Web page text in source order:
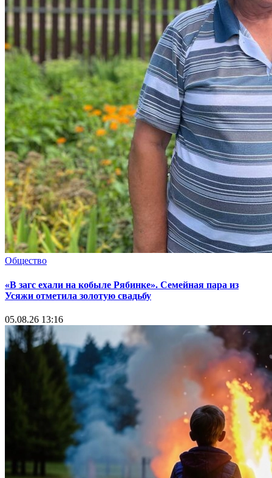
Общество
«В загс ехали на кобыле Рябинке». Семейная пара из
Усяжи отметила золотую свадьбу
05.08.26 13:16